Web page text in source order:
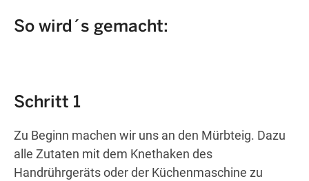
So wird´s gemacht:
Schritt 1
Zu Beginn machen wir uns an den Mürbteig. Dazu
alle Zutaten mit dem Knethaken des
Handrührgeräts oder der Küchenmaschine zu